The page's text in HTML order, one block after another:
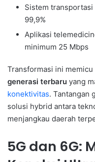
Sistem
99,9%
Aplikasi
minimum 25 Mbps
Transformasi ini memicu
generasi terbaru yang
konektivitas. Tantangan
solusi hybrid antara
menjangkau daerah
5G dan 6G: